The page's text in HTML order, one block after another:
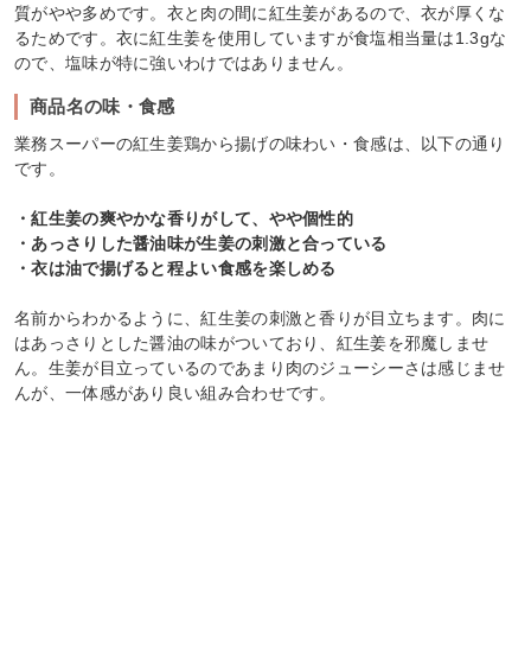
質がやや多めです。衣と肉の間に紅生姜があるので、衣が厚くな
るためです。衣に紅生姜を使用していますが食塩相当量は1.3gな
ので、塩味が特に強いわけではありません。
商品名の味・食感
業務スーパーの紅生姜鶏から揚げの味わい・食感は、以下の通り
です。
・紅生姜の爽やかな香りがして、やや個性的
・あっさりした醤油味が生姜の刺激と合っている
・衣は油で揚げると程よい食感を楽しめる
名前からわかるように、紅生姜の刺激と香りが目立ちます。肉に
はあっさりとした醤油の味がついており、紅生姜を邪魔しませ
ん。生姜が目立っているのであまり肉のジューシーさは感じませ
んが、一体感があり良い組み合わせです。